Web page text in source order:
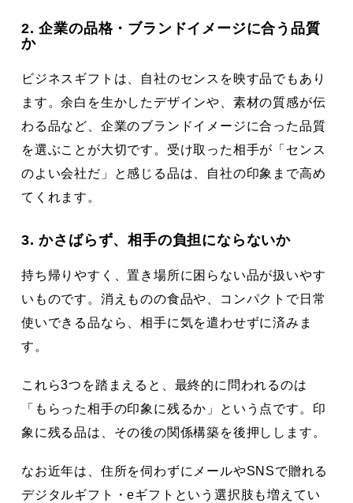
2. 企業の品格・ブランドイメージに合う品質
か
ビジネスギフトは、自社のセンスを映す品でもあり
ます。余白を生かしたデザインや、素材の質感が伝
わる品など、企業のブランドイメージに合った品質
を選ぶことが大切です。受け取った相手が「センス
のよい会社だ」と感じる品は、自社の印象まで高め
てくれます。
3. かさばらず、相手の負担にならないか
持ち帰りやすく、置き場所に困らない品が扱いやす
いものです。消えものの食品や、コンパクトで日常
使いできる品なら、相手に気を遣わせずに済みま
す。
これら3つを踏まえると、最終的に問われるのは
「もらった相手の印象に残るか」という点です。印
象に残る品は、その後の関係構築を後押しします。
なお近年は、住所を伺わずにメールやSNSで贈れる
デジタルギフト・eギフトという選択肢も増えてい